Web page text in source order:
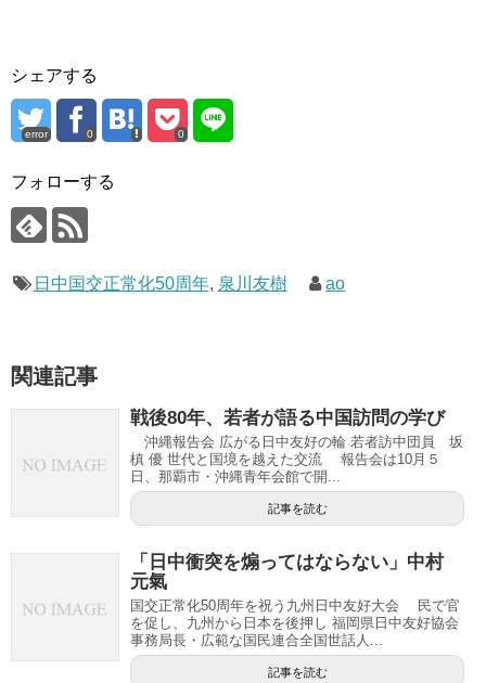
シェアする
error 0 0
フォローする
日中国交正常化50周年, 泉川友樹 ao
関連記事
戦後80年、若者が語る中国訪問の学び
沖縄報告会 広がる日中友好の輪 若者訪中団員 坂
槙 優 世代と国境を越えた交流 報告会は10月５
日、那覇市・沖縄青年会館で開...
記事を読む
「日中衝突を煽ってはならない」中村
元氣
国交正常化50周年を祝う九州日中友好大会 民で官
を促し、九州から日本を後押し 福岡県日中友好協会
事務局長・広範な国民連合全国世話人...
記事を読む